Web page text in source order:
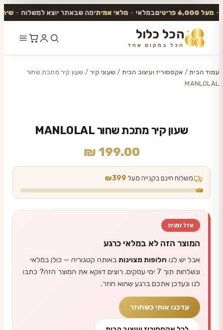
מעל 6,000 פריטים במלאי • מלאי אמיתימה שבאתר יוצא למשלוח • שירות
הכל כלול
הכל במקום אחד
לתוכן
עמוד הבית/ אקססוריז ועיצוב הבית /שעוני קיר / שעון קיר מתכת שחור
MANLOLAL
שעון קיר מתכת שחור MANLOLAL
₪ 199.00
משלוח חינם בקנייה מעל ₪399
אזל זמנית
המוצר הזה לא במלאי כרגע
אבל יש לנו חלופות מצוינות באותה קטגוריה — כולן במלאי
ונשלחות תוך 7 ימי עסקים. רוצים דווקא את המוצר הזה? כתבו
לנו ונעדכן אתכם ברגע שהוא חוזר.
עדכנו אותי כשחוזר